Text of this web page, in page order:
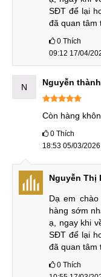
nhiều điều kiện khác
chuẩn chống nước
Ngoài ra, iQOO 13
điện năng hơn so với
Camera của iQOO
cao hơn. Hiệu năng
khi iQOO 13 được
AnTuTu lên tới gần
2,1 triệu của iQOO 12.
Mặc dù rất mỏng,
kéo dài thời gian sử
SĐT để lại
đã quan tâm
0 Thích
09:12 17/04/
N Nguyễn
Còn hàng
0 Thích
18:53 05/03/2026
Nguyễn Thị
Dạ em
hàng sớm
ạ, ngay khi
SĐT để lại
đã quan tâm
0 Thích